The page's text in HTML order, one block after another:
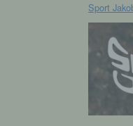
Sport